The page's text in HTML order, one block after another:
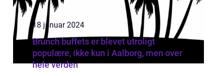
18 januar 2024
Brunch buffets er blevet utroligt
populære, ikke kun i Aalborg, men over
hele verden